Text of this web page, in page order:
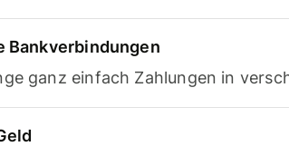
Bankverbindungen
ganz einfach Zahlungen in